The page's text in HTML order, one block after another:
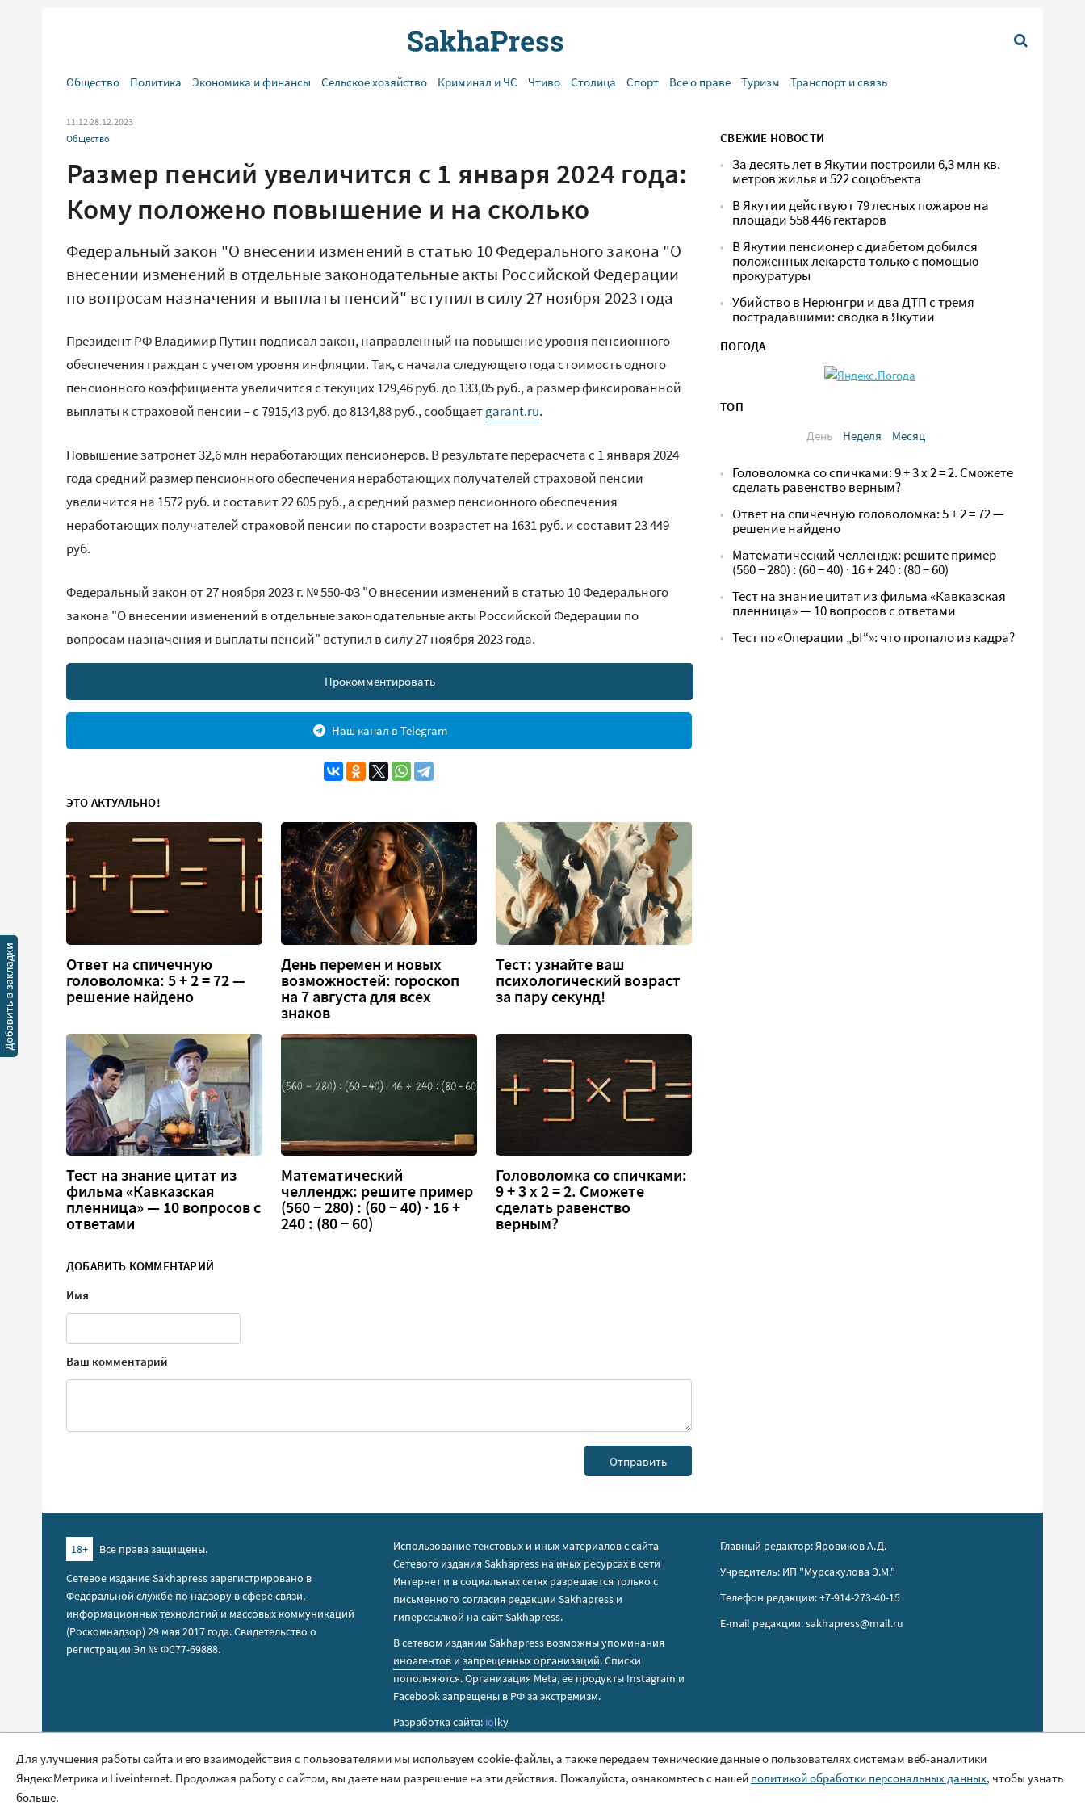
Общество Политика Экономика и финансы Сельское хозяйство Криминал и ЧС Чтиво Столица Спорт Все о праве Туризм Транспорт и связь
11:12 28.12.2023
Общество
Размер пенсий увеличится с 1 января 2024 года:
Кому положено повышение и на сколько
Федеральный закон "О внесении изменений в статью 10 Федерального закона "О
внесении изменений в отдельные законодательные акты Российской Федерации
по вопросам назначения и выплаты пенсий" вступил в силу 27 ноября 2023 года
Президент РФ Владимир Путин подписал закон, направленный на повышение уровня пенсионного
обеспечения граждан с учетом уровня инфляции. Так, с начала следующего года стоимость одного
пенсионного коэффициента увеличится с текущих 129,46 руб. до 133,05 руб., а размер фиксированной
выплаты к страховой пенсии – с 7915,43 руб. до 8134,88 руб., сообщаетgarant.ru.
Повышение затронет 32,6 млн неработающих пенсионеров. В результате перерасчета с 1 января 2024
года средний размер пенсионного обеспечения неработающих получателей страховой пенсии
увеличится на 1572 руб. и составит 22 605 руб., а средний размер пенсионного обеспечения
неработающих получателей страховой пенсии по старости возрастет на 1631 руб. и составит 23 449
руб.
Федеральный закон от 27 ноября 2023 г. № 550-ФЗ "О внесении изменений в статью 10 Федерального
закона "О внесении изменений в отдельные законодательные акты Российской Федерации по
вопросам назначения и выплаты пенсий" вступил в силу 27 ноября 2023 года.
Прокомментировать
Наш канал в Telegram
ЭТО АКТУАЛЬНО!
Ответ на спичечную
головоломка: 5 + 2 = 72 —
решение найдено
День перемен и новых
возможностей: гороскоп
на 7 августа для всех
знаков
Тест: узнайте ваш
психологический возраст
за пару секунд!
Тест на знание цитат из
фильма «Кавказская
пленница» — 10 вопросов с
ответами
Математический
челлендж: решите пример
(560 − 280) : (60 − 40) · 16 +
240 : (80 − 60)
Головоломка со спичками:
9 + 3 х 2 = 2. Сможете
сделать равенство
верным?
ДОБАВИТЬ КОММЕНТАРИЙ
Имя
Ваш комментарий
СВЕЖИЕ НОВОСТИ
За десять лет в Якутии построили 6,3 млн кв.
метров жилья и 522 соцобъекта
В Якутии действуют 79 лесных пожаров на
площади 558 446 гектаров
В Якутии пенсионер с диабетом добился
положенных лекарств только с помощью
прокуратуры
Убийство в Нерюнгри и два ДТП с тремя
пострадавшими: сводка в Якутии
ПОГОДА
ТОП
День
Неделя Месяц
Головоломка со спичками: 9 + 3 х 2 = 2. Сможете
сделать равенство верным?
Ответ на спичечную головоломка: 5 + 2 = 72 —
решение найдено
Математический челлендж: решите пример
(560 − 280) : (60 − 40) · 16 + 240 : (80 − 60)
Тест на знание цитат из фильма «Кавказская
пленница» — 10 вопросов с ответами
Тест по «Операции „Ы“»: что пропало из кадра?
18+
Все права защищены.
Сетевое издание Sakhapress зарегистрировано в
Федеральной службе по надзору в сфере связи,
информационных технологий и массовых коммуникаций
(Роскомнадзор) 29 мая 2017 года. Свидетельство о
регистрации Эл № ФС77-69888.
Использование текстовых и иных материалов с сайта
Сетевого издания Sakhapress на иных ресурсах в сети
Интернет и в социальных сетях разрешается только с
письменного согласия редакции Sakhapress и
гиперссылкой на сайт Sakhapress.
В сетевом издании Sakhapress возможны упоминания
иноагентов изапрещенных организаций. Списки
пополняются. Организация Metа, ее продукты Instagram и
Facebook запрещены в РФ за экстремизм.
Разработка сайта: iolky
Главный редактор: Яровиков А.Д.
Учредитель: ИП "Мурсакулова Э.М."
Телефон редакции: +7-914-273-40-15
E-mail редакции: sakhapress@mail.ru
Правила сайта
Политика обработки персональных данных
Для улучшения работы сайта и его взаимодействия с пользователями мы используем cookie-файлы, а также передаем технические данные о пользователях системам веб-аналитики
ЯндексМетрика и Liveinternet. Продолжая работу с сайтом, вы даете нам разрешение на эти действия. Пожалуйста, ознакомьтесь с нашей политикой обработки персональных данных, чтобы узнать
больше.